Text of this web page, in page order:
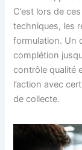
C’est lors de
techniques, les
formulation. Un
complétion
contrôle qualité
l’action avec
de collecte.